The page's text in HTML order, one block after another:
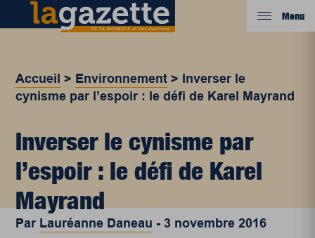
Menu
Accueil > Environnement > Inverser le
cynisme par l’espoir : le défi de Karel Mayrand
Inverser le cynisme par
l’espoir : le défi de Karel
Mayrand
Par Lauréanne Daneau -3 novembre 2016